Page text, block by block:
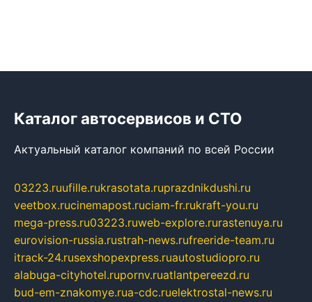
Каталог автосервисов и СТО
Актуальный каталог компаний по всей России
03223.ruufille.rukrasotata.ruprazdnikdushi.ru
veetbox.rucinemapost.ruciam-fr.rukraft-you.ru
mega-press.ru03223.ruweb-explore.rurastenuya.ru
eurovision-russia.rustrah-news.rufreeride-team.ru
itrack-24.rusexshopexpress.ruautostudiopro.ru
alabuga-cityhotel.rupornv.ruatlantpereezd.ru
bud-em-znakomye.rua-cdc.ruelektrostal-news.ru